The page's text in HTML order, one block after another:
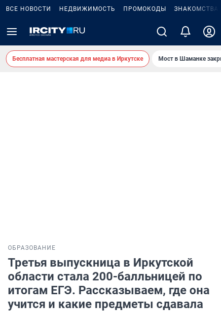
ВСЕ НОВОСТИ НЕДВИЖИМОСТЬ ПРОМОКОДЫ ЗНАКОМСТВА
Бесплатная мастерская для медиа в Иркутске Мост в Шаманке
ОБРАЗОВАНИЕ
Третья выпускница в Иркутской
области стала 200-балльницей по
итогам ЕГЭ. Рассказываем, где она
учится и какие предметы сдавала